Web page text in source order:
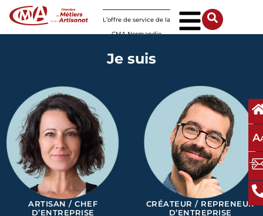
L’offre de service de la
CMA Normandie
A
Je suis
ARTISAN / CHEF
D’ENTREPRISE
CRÉATEUR / REPRENEUR
D’ENTREPRISE
Panneau de gestion des cookies